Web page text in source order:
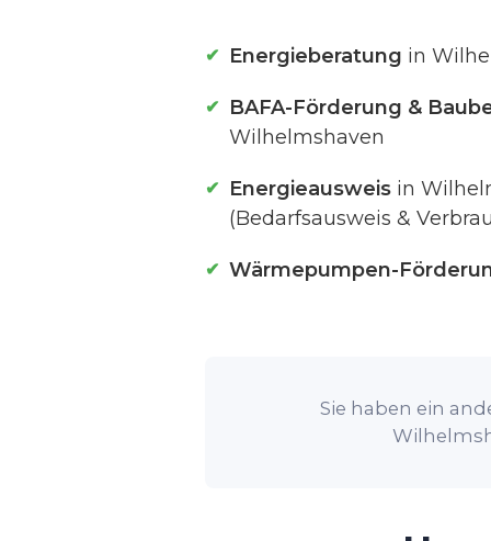
Energieberatung in
BAFA-Förderung &
Wilhelmshaven
Energieausweis in
(Bedarfsausweis &
Wärmepumpen-
Sie haben ein